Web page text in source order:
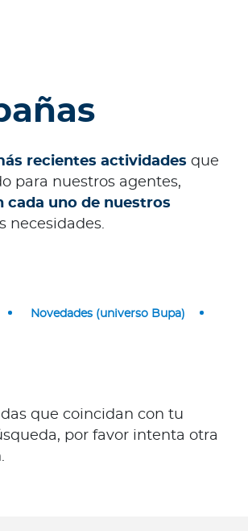
Bupa
recientes actividades que
para nuestros agentes,
cada uno de nuestros
necesidades.
Novedades (universo Bupa)
que coincidan con tu
por favor intenta otra